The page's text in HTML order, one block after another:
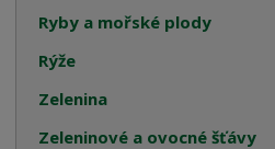
Ryby a mořské plody
Rýže
Zelenina
Zeleninové a ovocné šťávy